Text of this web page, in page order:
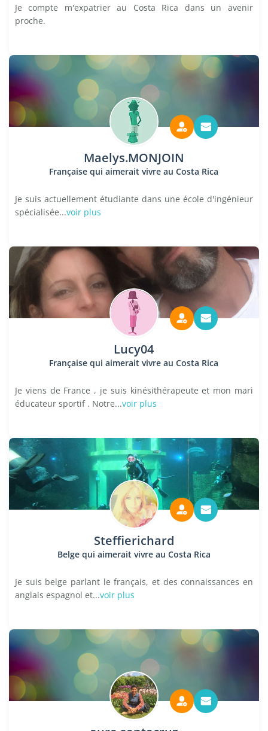
Je compte m'expatrier au Costa Rica dans un avenir
proche.
Maelys.MONJOIN
Française qui aimerait vivre au Costa Rica
Je suis actuellement étudiante dans une école d'ingénieur
spécialisée...voir plus
Lucy04
Française qui aimerait vivre au Costa Rica
Je viens de France , je suis kinésithérapeute et mon mari
éducateur sportif . Notre...voir plus
Steffierichard
Belge qui aimerait vivre au Costa Rica
Je suis belge parlant le français, et des connaissances en
anglais espagnol et...voir plus